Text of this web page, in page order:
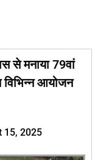
से मनाया 79वां
आयोजन
15, 2025